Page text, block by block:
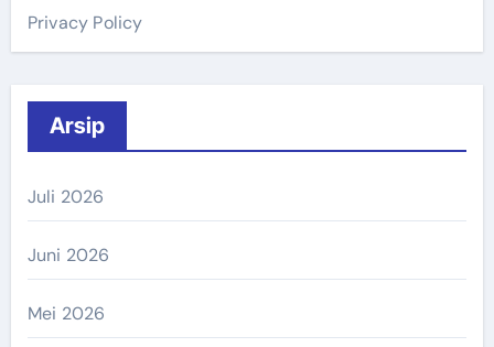
Privacy Policy
Arsip
Juli 2026
Juni 2026
Mei 2026